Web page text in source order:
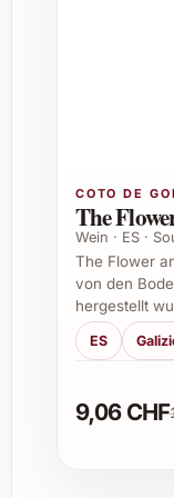
Murrieta
Bei
problemlos
der Zeit an
besonders
Käsebrett
cremigen
4. Ist der
Ja, der
COTO DE
The
Wein · ES ·
The Flower
von den
hergestellt
ES
9,06 CHF